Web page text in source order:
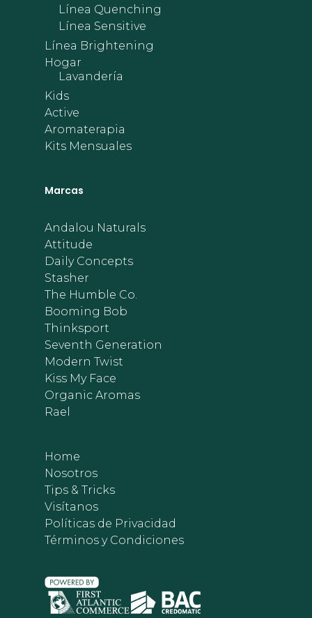
Línea Quenching
Línea Sensitive
Línea Brightening
Hogar
Lavandería
Kids
Active
Aromaterapia
Kits Mensuales
Marcas
Andalou Naturals
Attitude
Daily Concepts
Stasher
The Humble Co.
Booming Bob
Thinksport
Seventh Generation
Modern Twist
Kiss My Face
Organic Aromas
Rael
Home
Nosotros
Tips & Tricks
Visítanos
Políticas de Privacidad
Términos y Condiciones